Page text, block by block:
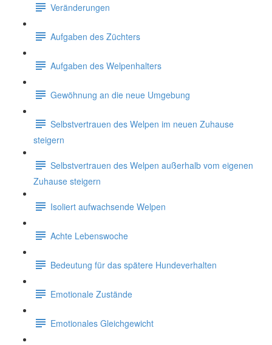
Veränderungen
Aufgaben des Züchters
Aufgaben des Welpenhalters
Gewöhnung an die neue Umgebung
Selbstvertrauen des Welpen im neuen Zuhause
steigern
Selbstvertrauen des Welpen außerhalb vom eigenen
Zuhause steigern
Isoliert aufwachsende Welpen
Achte Lebenswoche
Bedeutung für das spätere Hundeverhalten
Emotionale Zustände
Emotionales Gleichgewicht